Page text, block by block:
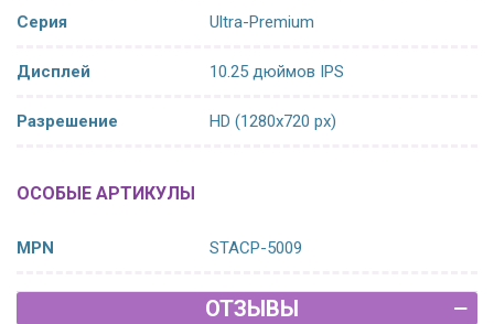
Серия Ultra-Premium
Дисплей 10.25 дюймов IPS
Разрешение HD (1280х720 px)
ОСОБЫЕ АРТИКУЛЫ
MPN STACP-5009
ОТЗЫВЫ